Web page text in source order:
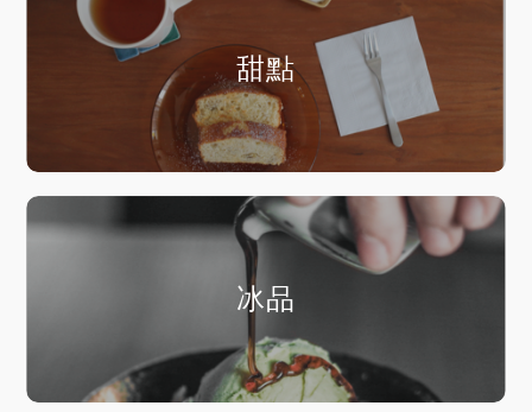
甜點
冰品